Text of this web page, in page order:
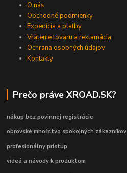
O nás
Obchodné podmienky
Expedícia a platby
Vrátenie tovaru a reklamácia
Ochrana osobných údajov
Kontakty
Prečo práve XROAD.SK?
nákup bez povinnej registrácie
obrovské množstvo spokojných zákazníkov
profesionálny prístup
videá a návody k produktom